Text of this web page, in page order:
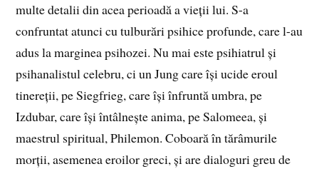
multe detalii din acea perioadă a vieții lui. S-a
confruntat atunci cu tulburări psihice profunde, care l-au
adus la marginea psihozei. Nu mai este psihiatrul și
psihanalistul celebru, ci un Jung care își ucide eroul
tinereții, pe Siegfrieg, care își înfruntă umbra, pe
Izdubar, care își întâlnește anima, pe Salomeea, și
maestrul spiritual, Philemon. Coboară în tărâmurile
morții, asemenea eroilor greci, și are dialoguri greu de